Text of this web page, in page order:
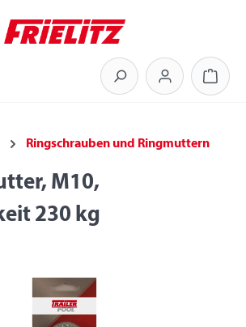
Ringschrauben und Ringmuttern
M10,
230 kg